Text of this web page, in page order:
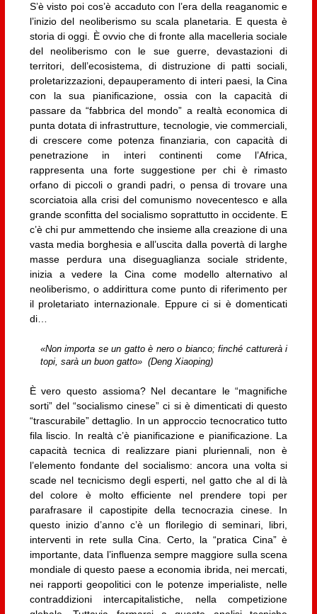
S’è visto poi cos’è accaduto con l’era della reaganomic e
l’inizio del neoliberismo su scala planetaria. E questa è
storia di oggi. È ovvio che di fronte alla macelleria sociale
del neoliberismo con le sue guerre, devastazioni di
territori, dell’ecosistema, di distruzione di patti sociali,
proletarizzazioni, depauperamento di interi paesi, la Cina
con la sua pianificazione, ossia con la capacità di
passare da “fabbrica del mondo” a realtà economica di
punta dotata di infrastrutture, tecnologie, vie commerciali,
di crescere come potenza finanziaria, con capacità di
penetrazione in interi continenti come l’Africa,
rappresenta una forte suggestione per chi è rimasto
orfano di piccoli o grandi padri, o pensa di trovare una
scorciatoia alla crisi del comunismo novecentesco e alla
grande sconfitta del socialismo soprattutto in occidente. E
c’è chi pur ammettendo che insieme alla creazione di una
vasta media borghesia e all’uscita dalla povertà di larghe
masse perdura una diseguaglianza sociale stridente,
inizia a vedere la Cina come modello alternativo al
neoliberismo, o addirittura come punto di riferimento per
il proletariato internazionale. Eppure ci si è domenticati
di…
«Non importa se un gatto è nero o bianco; finché catturerà i
topi, sarà un buon gatto» (Deng Xiaoping)
È vero questo assioma? Nel decantare le “magnifiche
sorti” del “socialismo cinese” ci si è dimenticati di questo
“trascurabile” dettaglio. In un approccio tecnocratico tutto
fila liscio. In realtà c’è pianificazione e pianificazione. La
capacità tecnica di realizzare piani pluriennali, non è
l’elemento fondante del socialismo: ancora una volta si
scade nel tecnicismo degli esperti, nel gatto che al di là
del colore è molto efficiente nel prendere topi per
parafrasare il capostipite della tecnocrazia cinese. In
questo inizio d’anno c’è un florilegio di seminari, libri,
interventi in rete sulla Cina. Certo, la “pratica Cina” è
importante, data l’influenza sempre maggiore sulla scena
mondiale di questo paese a economia ibrida, nei mercati,
nei rapporti geopolitici con le potenze imperialiste, nelle
contraddizioni intercapitalistiche, nella competizione